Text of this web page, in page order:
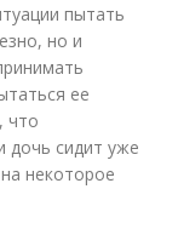
пытать
но и
ее
что
дочь сидит уже
некоторое